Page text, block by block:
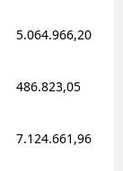
5.064.966,20
486.823,05
7.124.661,96